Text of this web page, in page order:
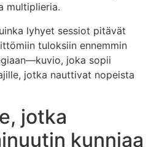
multiplieria.
lyhyet sessiot pitävät
tuloksiin ennemmin
joka sopii
jotka nauttivat nopeista
jotka
kunniaa